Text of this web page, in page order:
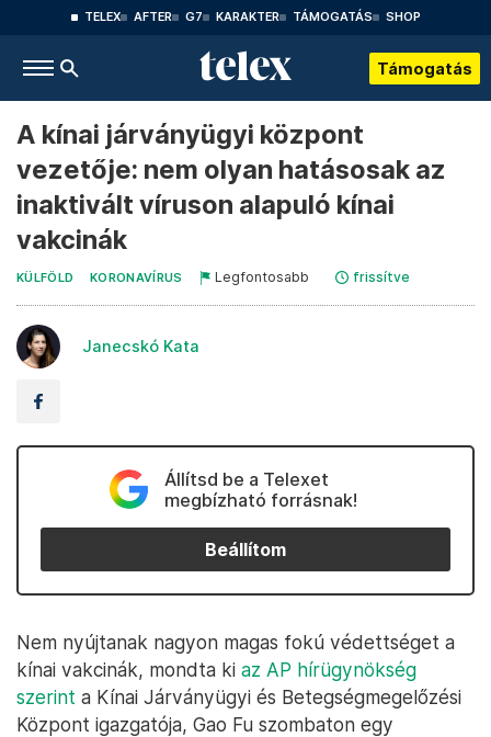
TELEX AFTER G7 KARAKTER TÁMOGATÁS SHOP
Támogatás
A kínai járványügyi központ
vezetője: nem olyan hatásosak az
inaktivált víruson alapuló kínai
vakcinák
KÜLFÖLD KORONAVÍRUS Legfontosabb frissítve
Janecskó Kata
Állítsd be a Telexet
megbízható forrásnak!
Beállítom
Nem nyújtanak nagyon magas fokú védettséget a
kínai vakcinák, mondta ki az AP hírügynökség
szerint a Kínai Járványügyi és Betegségmegelőzési
Központ igazgatója, Gao Fu szombaton egy